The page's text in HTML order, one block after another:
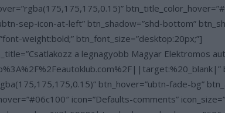
sep-icon-at-left” btn_shadow=”shd-bottom”
weight:bold;” btn_font_size=”desktop:20px;”]
a legnagyobb Magyar Elektromos
btn_hover=”ubtn-fade-bg”
icon=”Defaults-comments”